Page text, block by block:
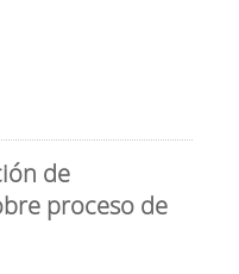
de
proceso de